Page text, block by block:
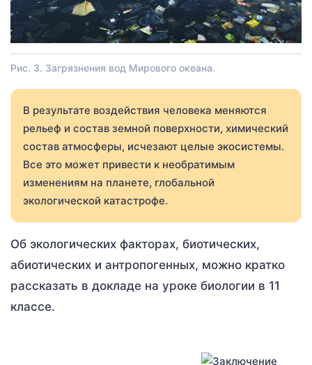
Рис. 3. Загрязнения вод Мирового океана.
В результате воздействия человека меняются
рельеф и состав земной поверхности, химический
состав атмосферы, исчезают целые экосистемы.
Все это может привести к необратимым
изменениям на планете, глобальной
экологической катастрофе.
Об экологических факторах, биотических,
абиотических и антропогенных, можно кратко
рассказать в докладе на уроке биологии в 11
классе.